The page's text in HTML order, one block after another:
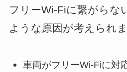
フリーWi-Fiに繋がらな
ような原因が考えられま
車両がフリーWi-Fiに対